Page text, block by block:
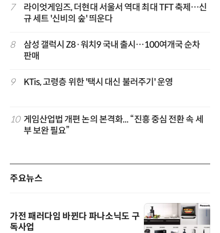
7
라이엇게임즈, 더현대 서울서 역대 최대 TFT 축제…신
규 세트 '신비의 숲' 띄운다
8
삼성 갤럭시 Z8·워치9 국내 출시…100여개국 순차
판매
9 KTis, 고령층 위한 '택시 대신 불러주기' 운영
10 게임산업법 개편 논의 본격화... “진흥 중심 전환 속 세
부 보완 필요”
주요뉴스
가전 패러다임 바뀐다 파나소닉도 구
독사업